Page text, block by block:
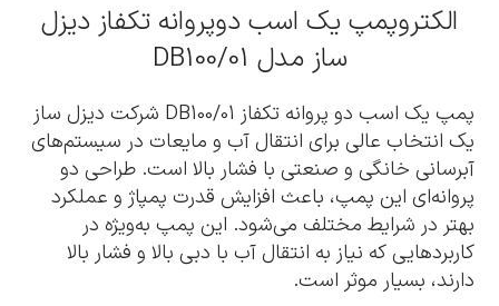
الکتروپمپ یک اسب دوپروانه تکفاز دیزل
ساز مدل DB100/01
پمپ یک اسب دو پروانه تکفاز DB100/01 شرکت دیزل ساز
یک انتخاب عالی برای انتقال آب و مایعات در سیستم‌های
آبرسانی خانگی و صنعتی با فشار بالا است. طراحی دو
پروانه‌ای این پمپ، باعث افزایش قدرت پمپاژ و عملکرد
بهتر در شرایط مختلف می‌شود. این پمپ به‌ویژه در
کاربردهایی که نیاز به انتقال آب با دبی بالا و فشار بالا
دارند، بسیار موثر است.